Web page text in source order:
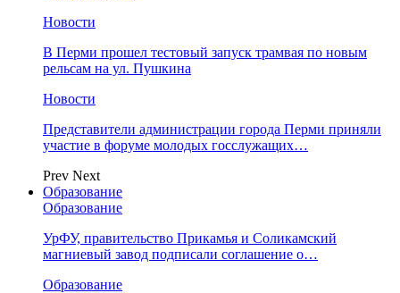
Новости
В Перми прошел тестовый запуск трамвая по новым
рельсам на ул. Пушкина
Новости
Представители администрации города Перми приняли
участие в форуме молодых госслужащих…
Prev Next
Образование
Образование
УрФУ, правительство Прикамья и Соликамский
магниевый завод подписали соглашение о…
Образование